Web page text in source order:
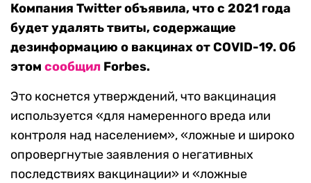
Компания Twitter объявила, что с 2021 года
будет удалять твиты, содержащие
дезинформацию о вакцинах от COVID-19. Об
этом сообщил Forbes.
Это коснется утверждений, что вакцинация
используется «для намеренного вреда или
контроля над населением», «ложные и широко
опровергнутые заявления о негативных
последствиях вакцинации» и «ложные